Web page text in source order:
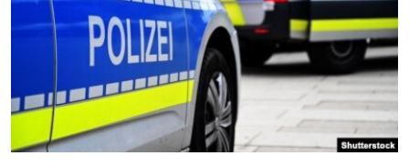
РАСПИСАНИЕ ВЕЩАНИЯ
ПОДПИШИТЕСЬ НА РАССЫЛКУ
СОЦИАЛЬНЫЕ СЕТИ